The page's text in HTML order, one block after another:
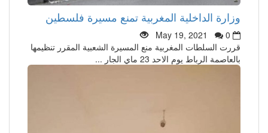
وزارة الداخلية المغربية تمنع مسيرة فلسطين
May 19, 2021
0
قررت السلطات المغربية منع المسيرة الشعبية المقرر تنظيمها
بالعاصمة الرباط يوم الاحد 23 ماي الجار ...